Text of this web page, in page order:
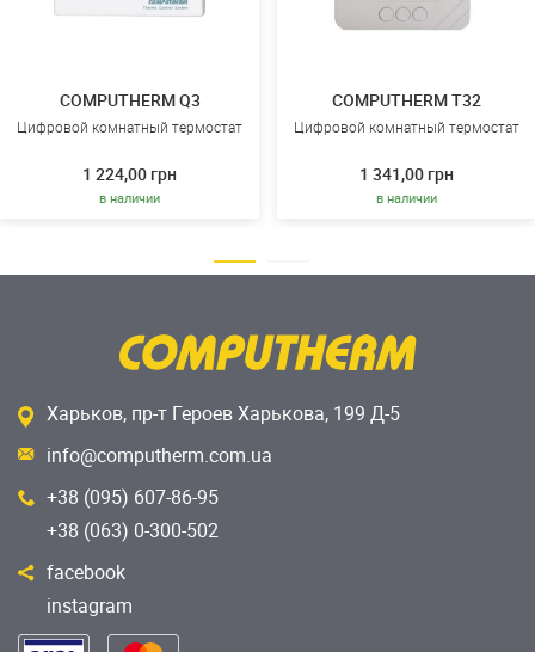
COMPUTHERM Q3
Цифровой комнатный термостат
1 224,00 грн
в наличии
COMPUTHERM T32
Цифровой комнатный термостат
1 341,00 грн
в наличии
Харьков, пр-т Героев Харькова, 199 Д-5
info@computherm.com.ua
+38 (095) 607-86-95
+38 (063) 0-300-502
facebook
instagram